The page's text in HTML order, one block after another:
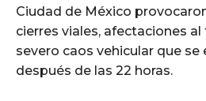
Ciudad de México
cierres viales, afectaciones
severo caos vehicular que
después de las 22 horas.